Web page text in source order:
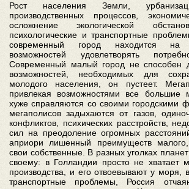
Рост населения Земли,
производственных процессов,
осложнение экологической
психологические и транспортные
современный город находится на
возможностей удовлетворять
Современный малый город не способен
возможностей, необходимых для
молодого населения, он пустеет.
привлекая возможностями все
хуже справляются со своими городскими
мегаполисов задыхаются от газов,
конфликтов, психических расстройств,
сил на преодоление огромных
априори лишенный преимуществ
свои собственные. В разных уголках
своему: в Голландии просто не хватает
производства, и его отвоевывают у моря,
транспортные проблемы, Россия